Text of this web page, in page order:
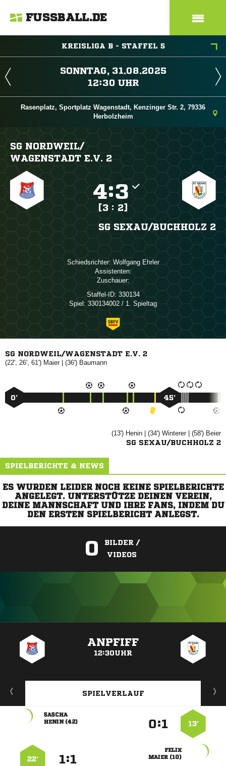
FUSSBALL.DE
KREISLIGA B - STAFFEL 5
 
 
Rasenplatz, Sportplatz Wagenstadt, Kenzinger Str. 2, 79336
Herbolzheim
SG NORDWEIL/​
WAGENSTADT E.V. 2
:
[3 : 2]
SG SEXAU/​BUCHHOLZ 2
Schiedsrichter:  
Assistenten:
Zuschauer:
Staffel-ID: 330134
Spiel: 330134002 / 1. Spieltag
SG NORDWEIL/WAGENSTADT E.V. 2
(22', 26', 61') | (36') 
0’ 45’
(13')  | (34') | (58') 
SG SEXAU/BUCHHOLZ 2
SPIELBERICHTE & NEWS
ES WURDEN LEIDER NOCH KEINE SPIELBERICHTE
ANGELEGT. UNTERSTÜTZE DEINEN VEREIN,
DEINE MANNSCHAFT UND IHRE FANS, INDEM DU
DEN ERSTEN SPIELBERICHT ANLEGST.
0
BILDER /
VIDEOS
ANPFIFF
12:30UHR
SPIELVERLAUF
13’
:

 

 
:
22’